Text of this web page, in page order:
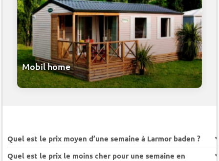
Mobil home
Quel est le prix moyen d’une semaine à Larmor baden ?
Quel est le prix le moins cher pour une semaine en